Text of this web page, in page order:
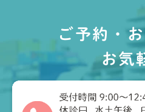
ご予約・
お気